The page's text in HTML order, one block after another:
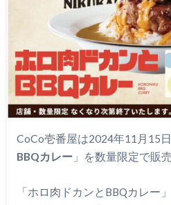
CoCo壱番屋は2024年11月15
BBQカレー」を数量限定で販売
「ホロ肉ドカンとBBQカレー